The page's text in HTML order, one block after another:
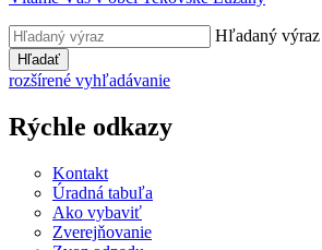
Hľadaný výraz
Hľadať
rozšírené vyhľadávanie
Rýchle odkazy
Kontakt
Úradná tabuľa
Ako vybaviť
Zverejňovanie